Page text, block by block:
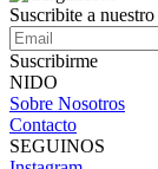
Suscribite a nuestro
Suscribirme
NIDO
Sobre Nosotros
Contacto
SEGUINOS